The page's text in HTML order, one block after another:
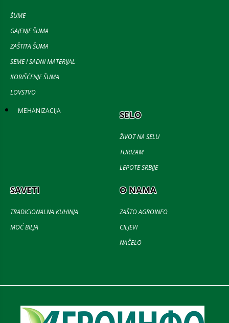
ŠUME
GAJENJE ŠUMA
ZAŠTITA ŠUMA
SEME I SADNI MATERIJAL
KORIŠĆENJE ŠUMA
LOVSTVO
MEHANIZACIJA SELO
ŽIVOT NA SELU
TURIZAM
LEPOTE SRBIJE
SAVETI
TRADICIONALNA KUHINJA
MOĆ BILJA
O NAMA
ZAŠTO AGROINFO
CILJEVI
NAČELO